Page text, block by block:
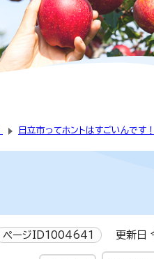
日立市ってホントはすごいんです！
ページID1004641 更新日